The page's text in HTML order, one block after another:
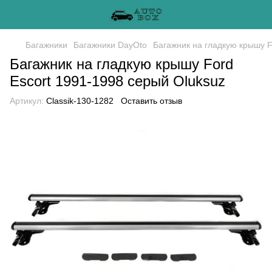
Багажники Багажники DayOto Багажник на гладкую крышу
Багажник на гладкую крышу Ford
Escort 1991-1998 серый Oluksuz
Артикул: Classik-130-1282 Оставить отзыв